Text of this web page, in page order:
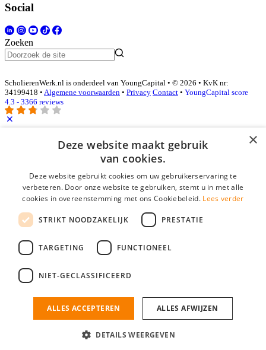
Social
Zoeken
ScholierenWerk.nl is onderdeel van YoungCapital • © 2026 • KvK nr:
34199418 • Algemene voorwaarden • Privacy Contact • YoungCapital score
4.3 - 3366 reviews
Inloggen als bedrijf
Wachtwoord
login gegevens onthouden
login
Bedrijf aanmelden
nieuwe collega/werknemer zo gevonden!
×
Deze website maakt gebruik
van cookies.
Deze website gebruikt cookies om uw gebruikerservaring te
verbeteren. Door onze website te gebruiken, stemt u in met alle
cookies in overeenstemming met ons Cookiebeleid. Lees verder
STRIKT NOODZAKELIJK PRESTATIE
TARGETING FUNCTIONEEL
NIET-GECLASSIFICEERD
ALLES ACCEPTEREN ALLES AFWIJZEN
DETAILS WEERGEVEN